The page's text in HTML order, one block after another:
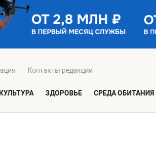
Контакты редакции
КУЛЬТУРА ЗДОРОВЬЕ СРЕДА ОБИТАНИЯ